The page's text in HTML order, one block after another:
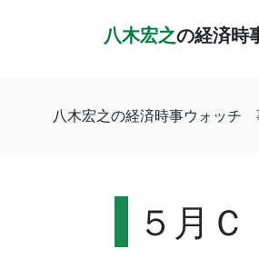
八木宏之の経済時
八木宏之の経済時事ウォッチ
５月